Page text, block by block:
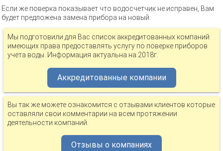
Если же поверка показывает что водосчетчик не исправен, Вам
будет предложена замена прибора на новый.
Мы подготовили для Вас список аккредитованных компаний
имеющих права предоставлять услугу по поверке приборов
учета воды. Информация актуальна на 2018г.
Аккредитованные компании
Вы так же можете ознакомится с отзывами клиентов которые
оставляли свои комментарии на всем протяжении
деятельности компаний.
Отзывы о компаниях